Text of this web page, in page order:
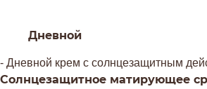
Дневной
- Дневной крем с солнцезащитным
Солнцезащитное матирующее